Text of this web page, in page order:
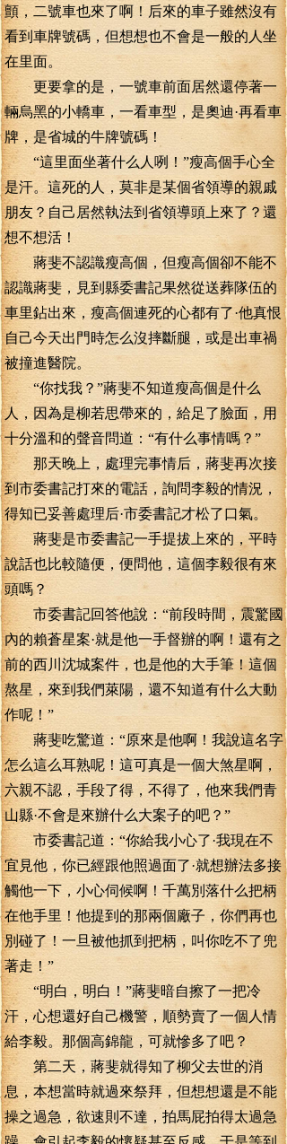
顫，二號車也來了啊！后來的車子雖然沒有
看到車牌號碼，但想想也不會是一般的人坐
在里面。
更要拿的是，一號車前面居然還停著一
輛烏黑的小轎車，一看車型，是奧迪·再看車
牌，是省城的牛牌號碼！
“這里面坐著什么人咧！”瘦高個手心全
是汗。這死的人，莫非是某個省領導的親戚
朋友？自己居然執法到省領導頭上來了？還
想不想活！
蔣斐不認識瘦高個，但瘦高個卻不能不
認識蔣斐，見到縣委書記果然從送葬隊伍的
車里鉆出來，瘦高個連死的心都有了·他真恨
自己今天出門時怎么沒摔斷腿，或是出車禍
被撞進醫院。
“你找我？”蔣斐不知道瘦高個是什么
人，因為是柳若思帶來的，給足了臉面，用
十分溫和的聲音問道：“有什么事情嗎？”
那天晚上，處理完事情后，蔣斐再次接
到市委書記打來的電話，詢問李毅的情況，
得知已妥善處理后·市委書記才松了口氣。
蔣斐是市委書記一手提拔上來的，平時
說話也比較隨便，便問他，這個李毅很有來
頭嗎？
市委書記回答他說：“前段時間，震驚國
內的賴蒼星案·就是他一手督辦的啊！還有之
前的西川沈城案件，也是他的大手筆！這個
熬星，來到我們萊陽，還不知道有什么大動
作呢！”
蔣斐吃驚道：“原來是他啊！我說這名字
怎么這么耳熟呢！這可真是一個大煞星啊，
六親不認，手段了得，不得了，他來我們青
山縣·不會是來辦什么大案子的吧？”
市委書記道：“你給我小心了·我現在不
宜見他，你已經跟他照過面了·就想辦法多接
觸他一下，小心伺候啊！千萬別落什么把柄
在他手里！他提到的那兩個廠子，你們再也
別碰了！一旦被他抓到把柄，叫你吃不了兜
著走！”
“明白，明白！”蔣斐暗自擦了一把冷
汗，心想還好自己機警，順勢賣了一個人情
給李毅。那個高錦龍，可就慘多了吧？
第二天，蔣斐就得知了柳父去世的消
息，本想當時就過來祭拜，但想想還是不能
操之過急，欲速則不達，拍馬屁拍得太過急